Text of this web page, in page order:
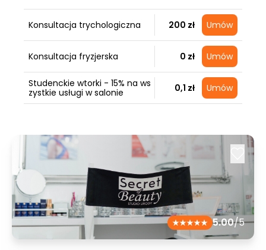
Konsultacja trychologiczna 200 zł Umów
Konsultacja fryzjerska 0 zł Umów
Studenckie wtorki - 15% na ws
zystkie usługi w salonie
0,1 zł Umów
5.00/5